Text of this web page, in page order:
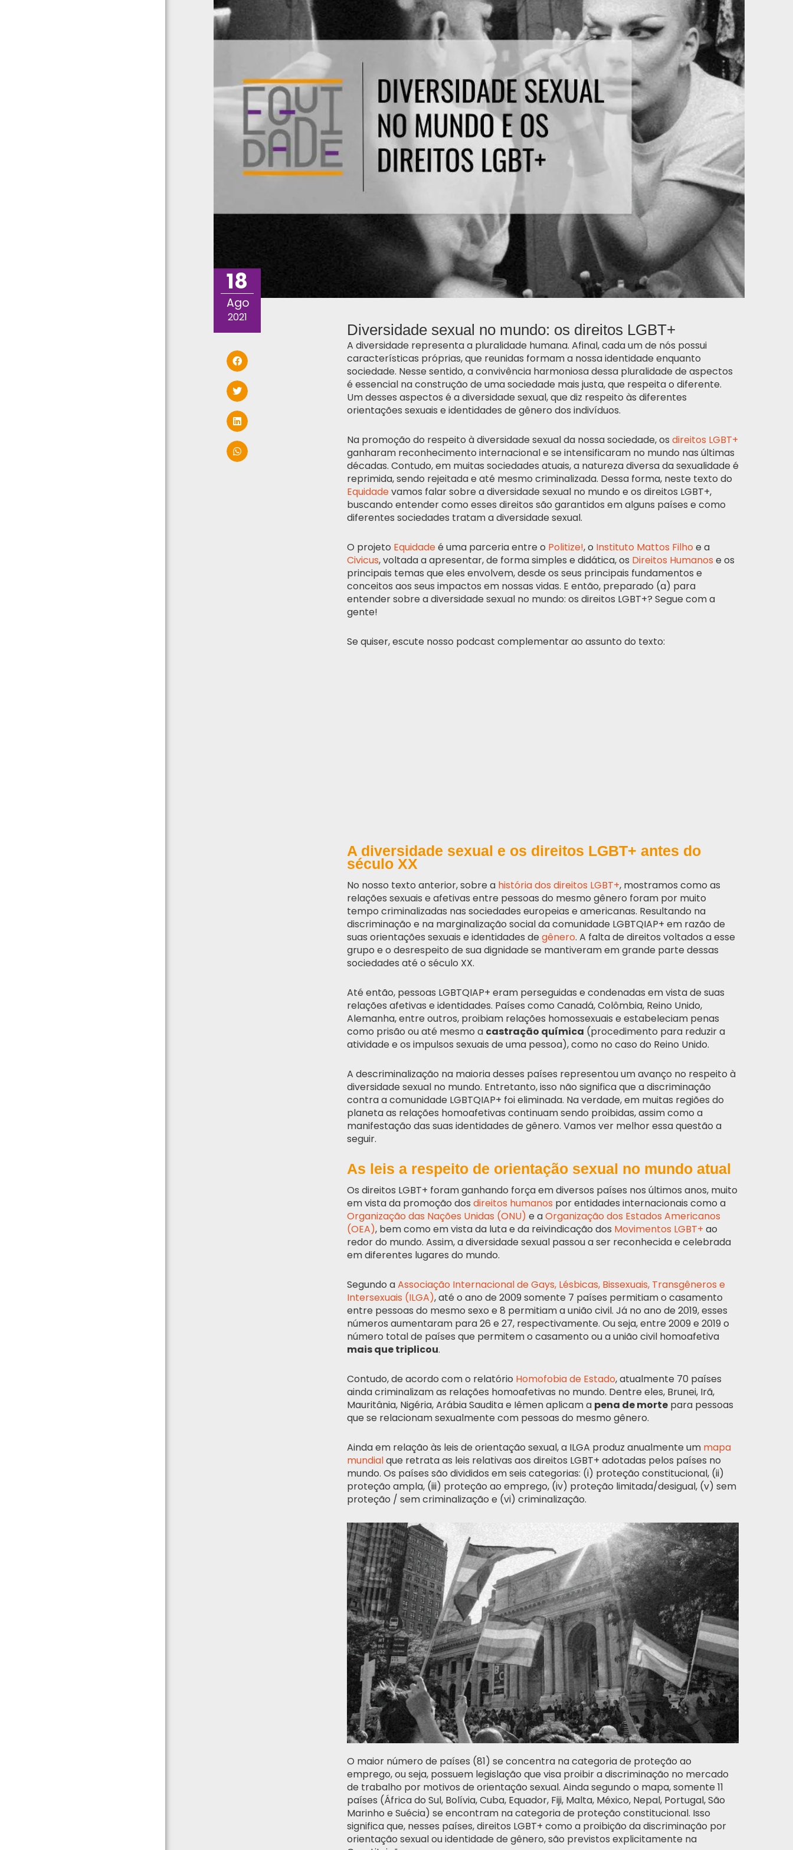
18
Ago
2021
Diversidade sexual no mundo: os direitos LGBT+
A diversidade representa a pluralidade humana. Afinal, cada um de nós possui
características próprias, que reunidas formam a nossa identidade enquanto
sociedade. Nesse sentido, a convivência harmoniosa dessa pluralidade de aspectos
é essencial na construção de uma sociedade mais justa, que respeita o diferente.
Um desses aspectos é a diversidade sexual, que diz respeito às diferentes
orientações sexuais e identidades de gênero dos indivíduos.
Na promoção do respeito à diversidade sexual da nossa sociedade, os direitos LGBT+
ganharam reconhecimento internacional e se intensificaram no mundo nas últimas
décadas. Contudo, em muitas sociedades atuais, a natureza diversa da sexualidade é
reprimida, sendo rejeitada e até mesmo criminalizada. Dessa forma, neste texto do
Equidadevamos falar sobre a diversidade sexual no mundo e os direitos LGBT+,
buscando entender como esses direitos são garantidos em alguns países e como
diferentes sociedades tratam a diversidade sexual.
O projeto Equidadeé uma parceria entre o Politize!, o Instituto Mattos Filho e a
Civicus, voltada a apresentar, de forma simples e didática, os Direitos Humanos e os
principais temas que eles envolvem, desde os seus principais fundamentos e
conceitos aos seus impactos em nossas vidas. E então, preparado (a) para
entender sobre a diversidade sexual no mundo: os direitos LGBT+? Segue com a
gente!
Se quiser, escute nosso podcast complementar ao assunto do texto:
A diversidade sexual e os direitos LGBT+ antes do
século XX
No nosso texto anterior, sobre a história dos direitos LGBT+, mostramos como as
relações sexuais e afetivas entre pessoas do mesmo gênero foram por muito
tempo criminalizadas nas sociedades europeias e americanas. Resultando na
discriminação e na marginalização social da comunidade LGBTQIAP+ em razão de
suas orientações sexuais e identidades de gênero. A falta de direitos voltados a esse
grupo e o desrespeito de sua dignidade se mantiveram em grande parte dessas
sociedades até o século XX.
Até então, pessoas LGBTQIAP+ eram perseguidas e condenadas em vista de suas
relações afetivas e identidades. Países como Canadá, Colômbia, Reino Unido,
Alemanha, entre outros, proibiam relações homossexuais e estabeleciam penas
como prisão ou até mesmo a castração química (procedimento para reduzir a
atividade e os impulsos sexuais de uma pessoa), como no caso do Reino Unido.
A descriminalização na maioria desses países representou um avanço no respeito à
diversidade sexual no mundo. Entretanto, isso não significa que a discriminação
contra a comunidade LGBTQIAP+ foi eliminada. Na verdade, em muitas regiões do
planeta as relações homoafetivas continuam sendo proibidas, assim como a
manifestação das suas identidades de gênero. Vamos ver melhor essa questão a
seguir.
As leis a respeito de orientação sexual no mundo atual
Os direitos LGBT+ foram ganhando força em diversos países nos últimos anos, muito
em vista da promoção dos direitos humanos por entidades internacionais como a
Organização das Nações Unidas (ONU) e aOrganização dos Estados Americanos
(OEA), bem como em vista da luta e da reivindicação dos Movimentos LGBT+ ao
redor do mundo. Assim, a diversidade sexual passou a ser reconhecida e celebrada
em diferentes lugares do mundo.
Segundo aAssociação Internacional de Gays, Lésbicas, Bissexuais, Transgêneros e
Intersexuais (ILGA), até o ano de 2009 somente 7 países permitiam o casamento
entre pessoas do mesmo sexo e 8 permitiam a união civil. Já no ano de 2019, esses
números aumentaram para 26 e 27, respectivamente. Ou seja, entre 2009 e 2019 o
número total de países que permitem o casamento ou a união civil homoafetiva
mais que triplicou.
Contudo, de acordo com o relatório Homofobia de Estado, atualmente 70 países
ainda criminalizam as relações homoafetivas no mundo. Dentre eles, Brunei, Irã,
Mauritânia, Nigéria, Arábia Saudita e Iêmen aplicam a pena de morte para pessoas
que se relacionam sexualmente com pessoas do mesmo gênero.
Ainda em relação às leis de orientação sexual, a ILGA produz anualmente um mapa
mundialque retrata as leis relativas aos direitos LGBT+ adotadas pelos países no
mundo. Os países são divididos em seis categorias: (i) proteção constitucional, (ii)
proteção ampla, (iii) proteção ao emprego, (iv) proteção limitada/desigual, (v) sem
proteção / sem criminalização e (vi) criminalização.
O maior número de países (81) se concentra na categoria de proteção ao
emprego, ou seja, possuem legislação que visa proibir a discriminação no mercado
de trabalho por motivos de orientação sexual. Ainda segundo o mapa, somente 11
países (África do Sul, Bolívia, Cuba, Equador, Fiji, Malta, México, Nepal, Portugal, São
Marinho e Suécia) se encontram na categoria de proteção constitucional. Isso
significa que, nesses países, direitos LGBT+ como a proibição da discriminação por
orientação sexual ou identidade de gênero, são previstos explicitamente na